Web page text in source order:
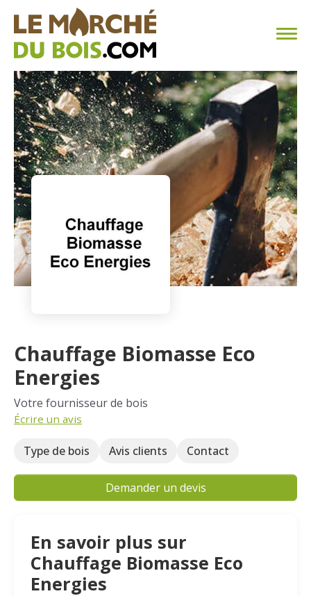
CHAUFFAGE AU BOIS
FAQ
CALCULER SA CONSOMMATION
TROUVER SON FOURNISSEUR
BLOG
ESPACE PRO
Chauffage Biomasse Eco
Energies
Votre fournisseur de bois
Écrire un avis
Type de bois Avis clients Contact
Demander un devis
En savoir plus sur
Chauffage Biomasse Eco
Energies